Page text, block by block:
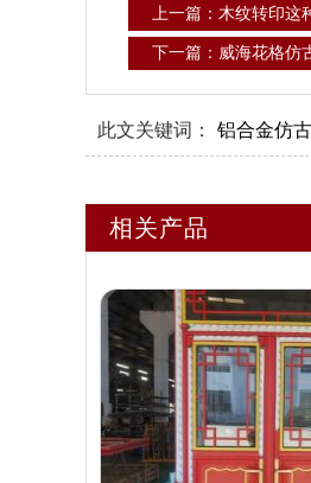
上一篇：木纹转印这
下一篇：威海花格仿
此文关键词： 铝合金仿
相关产品